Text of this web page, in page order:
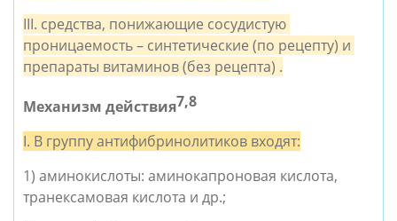
III. средства, понижающие сосудистую
проницаемость – синтетические (по рецепту) и
препараты витаминов (без рецепта) .
Механизм действия7,8
I. В группу антифибринолитиков входят:
1) аминокислоты: аминокапроновая кислота,
транексамовая кислота и др.;